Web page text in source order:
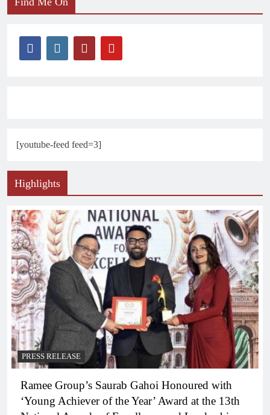
[youtube-feed feed=3]
Highlights
PRESS RELEASE
Ramee Group’s Saurab Gahoi Honoured with
‘Young Achiever of the Year’ Award at the 13th